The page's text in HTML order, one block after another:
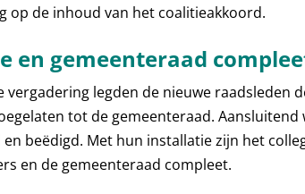
op de inhoud van het coalitieakkoord.
en gemeenteraad
vergadering legden de nieuwe raadsleden
tot de gemeenteraad.
beëdigd. Met hun installatie zijn het
en de gemeenteraad compleet.